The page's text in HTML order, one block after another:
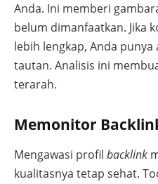
Anda. Ini memberi
belum dimanfaatkan. Jika
lebih lengkap, Anda
tautan. Analisis ini
terarah.
Memonitor
Mengawasi profil backlink
kualitasnya tetap sehat.